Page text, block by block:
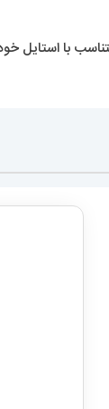
با استایل